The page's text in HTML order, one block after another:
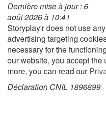
Activities and workshops
Dyslexia and reading
Dernière mise à jour : 6
août 2026 à 10:41
Storyplay'r does not use
advertising targeting
necessary for the
our website, you accept the
more, you can read our
Déclaration CNIL 1896899